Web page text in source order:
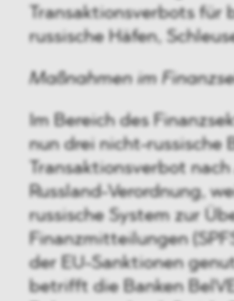
Transaktionsverbots für
russische Häfen,
Maßnahmen im
Im Bereich des
nun drei nicht-russische
Transaktionsverbot
Russland-Verordnung,
russische System zur
Finanzmitteilungen
der EU-Sanktionen
betrifft die Banken